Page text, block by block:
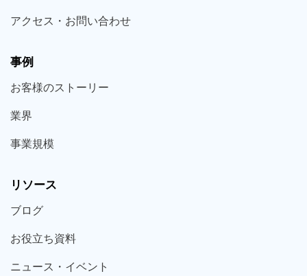
アクセス・お問い合わせ
事例
お客様のストーリー
業界
事業規模
リソース
ブログ
お役立ち資料
ニュース・ イベント